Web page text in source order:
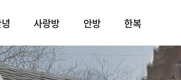
사랑방 안방 한복